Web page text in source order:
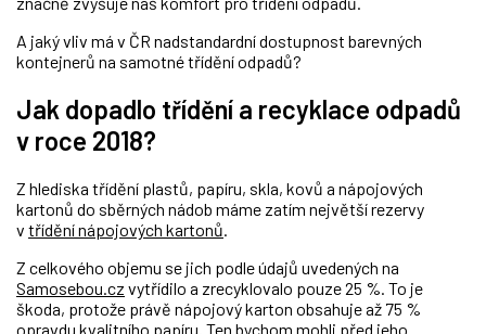
A jaký vliv má v ČR nadstandardní dostupnost barevných
kontejnerů na samotné třídění odpadů?
Jak dopadlo třídění a recyklace odpadů
v roce 2018?
Z hlediska třídění plastů, papíru, skla, kovů a nápojových
kartonů do sběrných nádob máme zatím největší rezervy
v třídění nápojových kartonů
Z celkového objemu se jich podle údajů uvedených na
Samosebou.cz vytřídilo a zrecyklovalo pouze 25 %. To je
škoda, protože právě nápojový karton obsahuje až 75 %
opravdu kvalitního papíru. Ten bychom mohli před jeho